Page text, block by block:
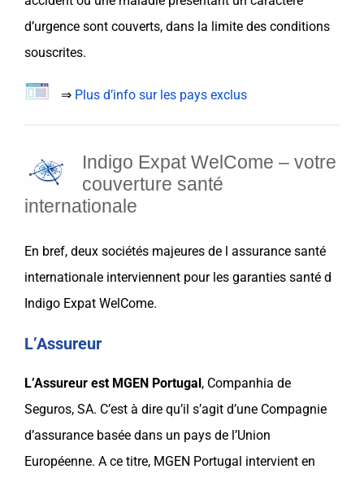
d’urgence sont couverts, dans la limite des conditions
souscrites.
⇒ Plus d’info sur les pays exclus
Indigo Expat WelCome – votre
couverture santé
internationale
En bref, deux sociétés majeures de l assurance santé
internationale interviennent pour les garanties santé d
Indigo Expat WelCome.
L’Assureur
L’Assureur est MGEN Portugal, Companhia de
Seguros, SA. C’est à dire qu’il s’agit d’une Compagnie
d’assurance basée dans un pays de l’Union
Européenne. A ce titre, MGEN Portugal intervient en